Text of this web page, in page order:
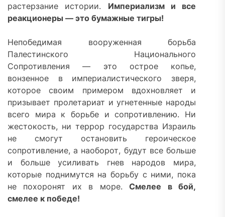
растерзание истории. Империализм и все
реакционеры — это бумажные тигры!
Непобедимая вооруженная борьба
Палестинского Национального
Сопротивления — это острое копье,
вонзенное в империалистического зверя,
которое своим примером вдохновляет и
призывает пролетариат и угнетенные народы
всего мира к борьбе и сопротивлению. Ни
жестокость, ни террор государства Израиль
не смогут остановить героическое
сопротивление, а наоборот, будут все больше
и больше усиливать гнев народов мира,
которые поднимутся на борьбу с ними, пока
не похоронят их в море.Смелее в бой,
смелее к победе!